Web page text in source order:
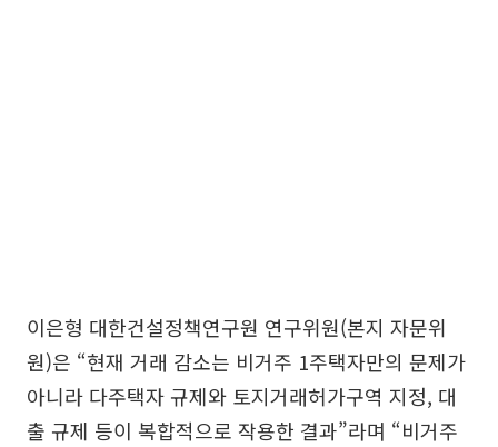
이은형 대한건설정책연구원 연구위원(본지 자문위
원)은 “현재 거래 감소는 비거주 1주택자만의 문제가
아니라 다주택자 규제와 토지거래허가구역 지정, 대
출 규제 등이 복합적으로 작용한 결과”라며 “비거주